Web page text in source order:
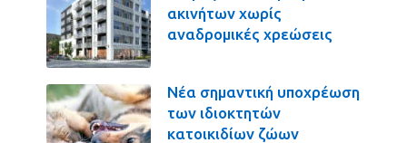
ακινήτων χωρίς
αναδρομικές χρεώσεις
Νέα σημαντική υποχρέωση
των ιδιοκτητών
κατοικιδίων ζώων